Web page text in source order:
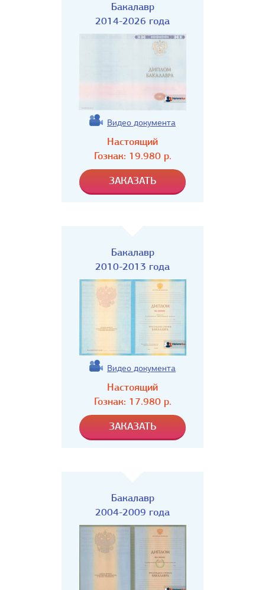
Бакалавр
2014-2026 года
Видео документа
Настоящий
Гознак: 19.980р.
Бакалавр
2010-2013 года
Видео документа
Настоящий
Гознак: 17.980р.
Бакалавр
2004-2009 года